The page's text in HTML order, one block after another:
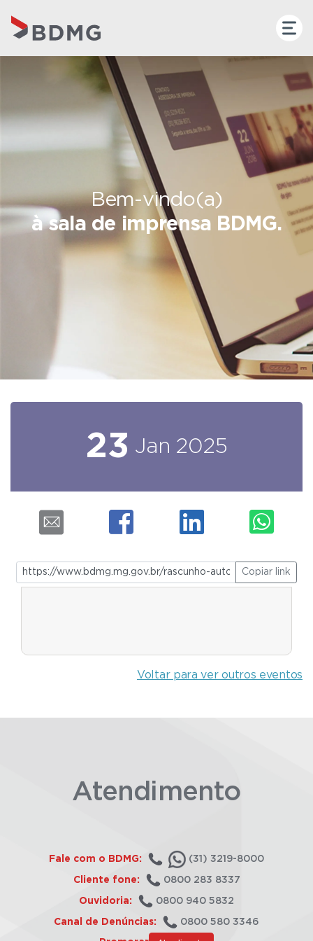
Bem-vindo(a)
à sala de imprensa BDMG.
23 Jan 2025
Copiar link
Voltar para ver outros eventos
Atendimento
Fale com o BDMG: (31) 3219-8000
Cliente fone: 0800 283 8337
Ouvidoria: 0800 940 5832
Canal de Denúncias: 0800 580 3346